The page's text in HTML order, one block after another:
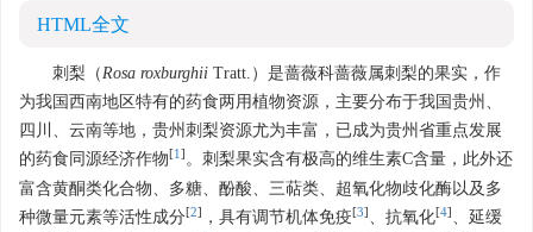
HTML全文
刺梨（Rosa roxburghii Tratt.）是蔷薇科蔷薇属刺梨的果实，作
为我国西南地区特有的药食两用植物资源，主要分布于我国贵州、
四川、云南等地，贵州刺梨资源尤为丰富，已成为贵州省重点发展
的药食同源经济作物[1 ] 。刺梨果实含有极高的维生素C含量，此外还
富含黄酮类化合物、多糖、酚酸、三萜类、超氧化物歧化酶以及多
种微量元素等活性成分[2] ，具有调节机体免疫[3] 、抗氧化[4] 、延缓